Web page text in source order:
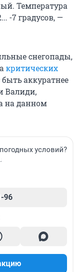
Температура
-7 градусов, —
снегопады,
критических
аккуратнее
Валиди,
на данном
условий?
96